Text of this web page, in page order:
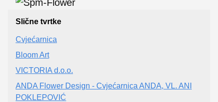
Slične tvrtke
Cvjećarnica
Bloom Art
VICTORIA d.o.o.
ANDA Flower Design - Cvjećarnica ANDA, VL. ANI
POKLEPOVIĆ